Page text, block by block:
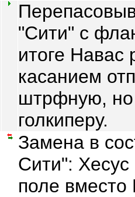
"Сити" с
итоге
касанием
штрфную, но
голкиперу.
Замена в
Сити":
поле вместо